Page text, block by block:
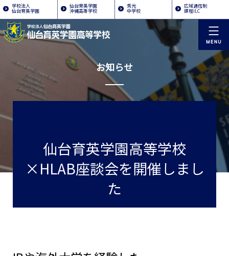
学校法人
仙台育英学園
仙台育英学園
沖縄高等学校
秀光
中学校
広域通信制
課程ILC
お知らせ
仙台育英学園高等学校
×HLAB座談会を開催しまし
た